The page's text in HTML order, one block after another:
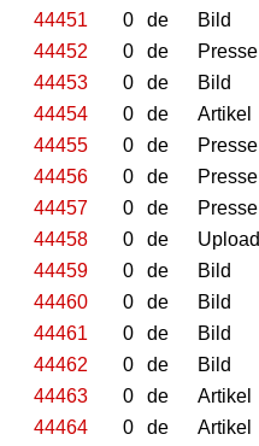
44451
0 de Bild
44452
0 de Presse
44453
0 de Bild
44454
0 de Artikel
44455
0 de Presse
44456
0 de Presse
44457
0 de Presse
44458
0 de Upload
44459
0 de Bild
44460
0 de Bild
44461
0 de Bild
44462
0 de Bild
44463
0 de Artikel
44464
0 de Artikel